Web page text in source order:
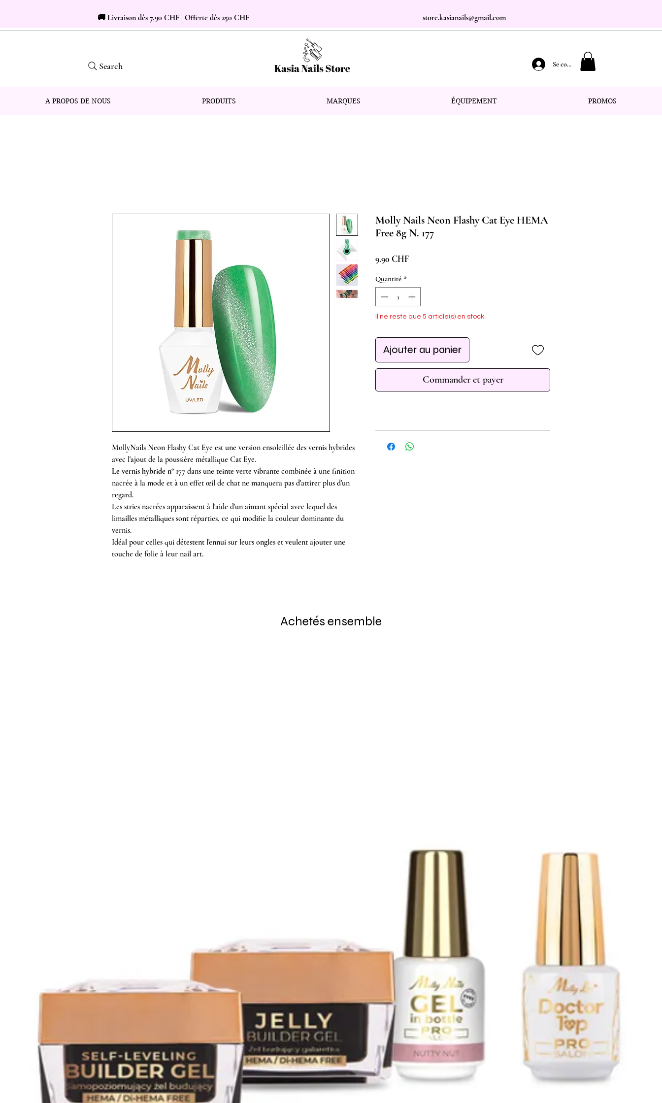
🚚 Livraison dès 7,90 CHF | Offerte dès 250 CHF store.kasianails@gmail.com
Search Se connecter
A PROPOS DE NOUS PRODUITS MARQUES ÉQUIPEMENT PROMOS
MollyNails Neon Flashy Cat Eye est une version ensoleillée des vernis hybrides
avec l'ajout de la poussière métallique Cat Eye.
Le vernis hybride n° 177 dans une teinte verte vibrante combinée à une finition
nacrée à la mode et à un effet œil de chat ne manquera pas d'attirer plus d'un
regard.
Les stries nacrées apparaissent à l'aide d'un aimant spécial avec lequel des
limailles métalliques sont réparties, ce qui modifie la couleur dominante du
vernis.
Idéal pour celles qui détestent l'ennui sur leurs ongles et veulent ajouter une
touche de folie à leur nail art.
Molly Nails Neon Flashy Cat Eye HEMA
Free 8g N. 177
9.90 CHFPrix
Quantité *
Il ne reste que 5 article(s) en stock
Ajouter au panier
Commander et payer
Achetés ensemble